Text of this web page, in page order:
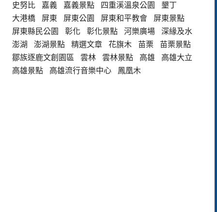
史努比
嘉義 嘉義景點 四重溪溫泉公園
墾丁
大港橋
屏東 屏東公園 屏東和平教會
屏東景點
屏東縣民公園
彰化 彰化景點 河樂廣場
深緣及水
澎湖
澎湖景點 精選文章 花旗木 苗栗
苗栗景點
鄒族逐鹿文創園區
雲林 雲林景點 高雄
高雄大立
高雄景點
高雄流行音樂中心 鳳凰木